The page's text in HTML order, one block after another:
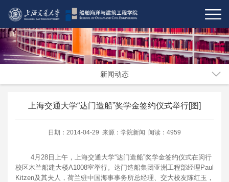
新闻动态
上海交通大学“达门造船”奖学金签约仪式举行[图]
日期：2014-04-29 来源：学院新闻 阅读：4959
4月28日上午，上海交通大学“达门造船”奖学金签约仪式在闵行
校区木兰船建大楼A1008室举行。达门造船集团亚洲工程部经理Paul
Kitzen及其夫人，荷兰驻中国海事事务所总经理、交大校友陈红玉，